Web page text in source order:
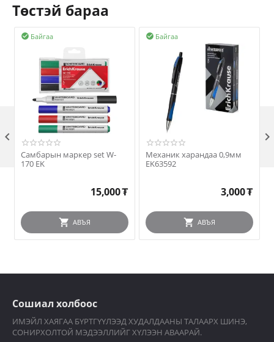
Төстэй бараа
Байгаа

Самбарын маркер set W-
170 EK
15,000₮
АВЪЯ
Байгаа

Механик харандаа 0,9мм
EK63592
3,000₮
АВЪЯ
 
Сошиал холбоос
ИМЭЙЛ ХАЯГАА БҮРТГҮҮЛЭЭД ХУДАЛДААНЫ ТАЛААРХ ШИНЭ,
СОНИРХОЛТОЙ МЭДЭЭЛЛИЙГ ХҮЛЭЭН АВААРАЙ.